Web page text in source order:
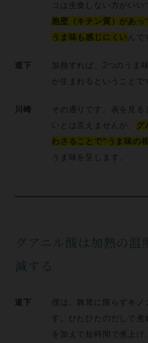
コは生食しない方がいい
胞壁（キチン質）があ
うま味も感じにくい んで
道下
加熱すれば、2つのうま
が生まれるということで
川崎
その通りです。表を見
いとは言えませんが、
グ
わさることで“うま味の
うま味を呈します。
グアニル酸は加熱の
減する
道下
僕は、舞茸に限らずキノ
す。ひたひたのだしで煮
を加えて短時間で煮上げ